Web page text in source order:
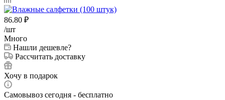
86.80 ₽
/шт
Много
Нашли дешевле?
Рассчитать доставку
Хочу в подарок
Самовывоз сегодня - бесплатно